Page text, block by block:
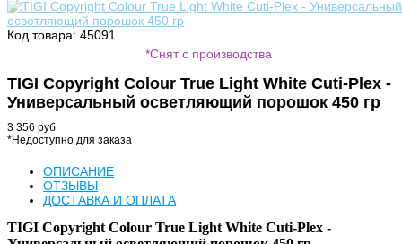
Код товара: 45091
*Снят с производства
TIGI Copyright Colour True Light White Cuti-Plex -
Универсальный осветляющий порошок 450 гр
3 356 руб
*Недоступно для заказа
ОПИСАНИЕ
ОТЗЫВЫ
ДОСТАВКА И ОПЛАТА
TIGI Copyright Colour True Light White Cuti-Plex -